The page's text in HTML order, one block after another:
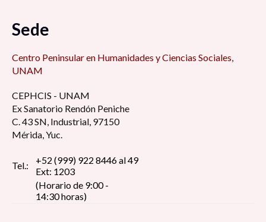
Sede
Centro Peninsular en Humanidades y Ciencias Sociales,
UNAM
CEPHCIS - UNAM
Ex Sanatorio Rendón Peniche
C. 43 SN, Industrial, 97150
Mérida, Yuc.
Tel.:
+52 (999) 922 8446 al 49
Ext: 1203
(Horario de 9:00 -
14:30 horas)